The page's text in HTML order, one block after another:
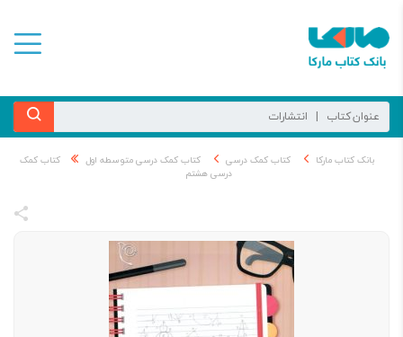
بانک کتاب مارکا کتاب کمک درسی کتاب کمک درسی متوسطه اول
کتاب کمک
درسی هشتم